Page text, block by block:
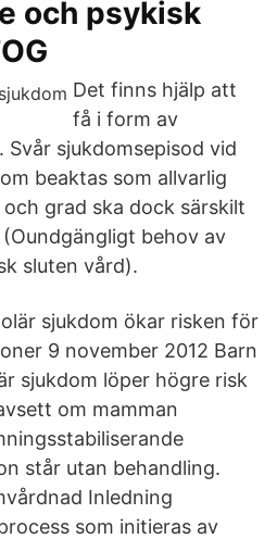
och psykisk
Det finns hjälp att
få i form av
Svår sjukdomsepisod vid
beaktas som allvarlig
grad ska dock särskilt
behov av
sluten vård).
sjukdom ökar risken för
9 november 2012 Barn
sjukdom löper högre risk
om mamman
står utan behandling.
Inledning
som initieras av